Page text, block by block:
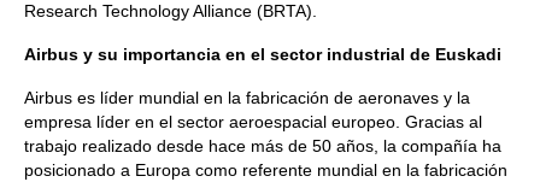
Research Technology Alliance (BRTA).
Airbus y su importancia en el sector industrial de Euskadi
Airbus es líder mundial en la fabricación de aeronaves y la
empresa líder en el sector aeroespacial europeo. Gracias al
trabajo realizado desde hace más de 50 años, la compañía ha
posicionado a Europa como referente mundial en la fabricación